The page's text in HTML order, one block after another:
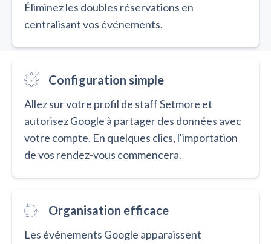
Éliminez les doubles réservations en
centralisant vos événements.
Configuration simple
Allez sur votre profil de staff Setmore et
autorisez Google à partager des données avec
votre compte. En quelques clics, l'importation
de vos rendez-vous commencera.
Organisation efficace
Les événements Google apparaissent